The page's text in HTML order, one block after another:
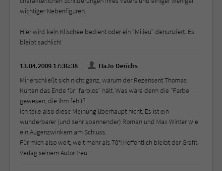
wichtiger Nebenfiguren.
Hier wird kein Klischee bedient oder ein "Milieu" denunziert. Es
bleibt sachlich!
13.04.2009 17:36:38
HaJo Derichs
Mir erschließt sich nicht ganz, warum der Rezensent Thomas
Kürten das Ende für "farblos" hält. Was wäre denn die "Farbe"
gewesen, die ihm fehlt?
Ich teile also diese Meinung überhaupt nicht. Es ist ein
wunderbarer (und sehr spannender) Roman und Max Winter wie
ein Augenzwinkern am Schluss.
Für mich also weit, weit mehr als 70°!Hoffentlich bleibt der Grafit-
Verlag seinem Autor treu.